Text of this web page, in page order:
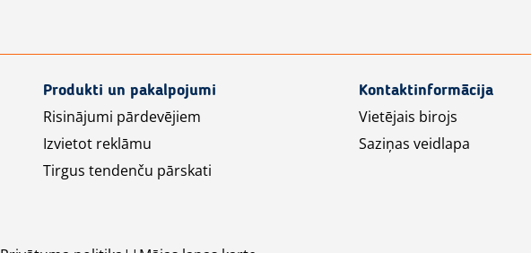
Produkti un pakalpojumi
Risinājumi pārdevējiem
Izvietot reklāmu
Tirgus tendenču pārskati
Kontaktinformācija
Vietējais birojs
Saziņas veidlapa